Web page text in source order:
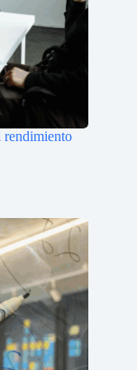
rendimiento